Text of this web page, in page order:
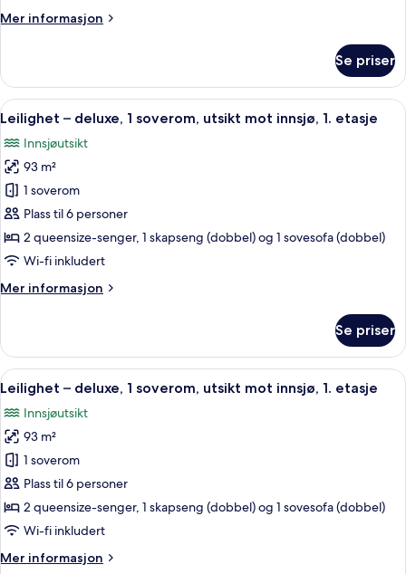
utsikt
1.
etasje
Mer informasjon
Mer
–
deluxe,
1
soverom,
utsikt
mot
innsjø,
1.
etasje
Se priser
Åpne
alle
bildene
av
Leilighet
–
deluxe,
1
utsikt
1.
etasje
Leilighet – deluxe, 1 soverom, utsikt
11
Leilighet – deluxe, 1 soverom, utsikt mot innsjø, 1. etasje
Innsjøutsikt
93 m²
1 soverom
Plass til 6 personer
2 queensize-senger, 1 skapseng (dobbel) og 1 sovesofa (dobbel)
Wi-fi inkludert
Mer informasjon
Mer
–
deluxe,
1
soverom,
utsikt
mot
innsjø,
1.
etasje
Se priser
Åpne
alle
bildene
av
Leilighet
–
deluxe,
1
utsikt
Leilighet – deluxe, 1 soverom, utsikt
12
Leilighet – deluxe, 1 soverom, utsikt mot innsjø, 1. etasje
Innsjøutsikt
93 m²
1 soverom
Plass til 6 personer
2 queensize-senger, 1 skapseng (dobbel) og 1 sovesofa (dobbel)
Wi-fi inkludert
Mer informasjon
Mer